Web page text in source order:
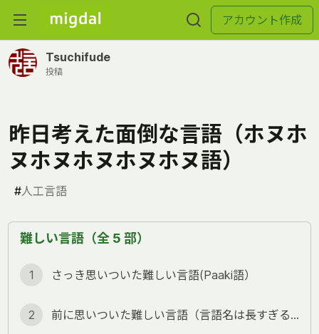
アカウント作成
Tsuchifude
投稿
昨日考えた面倒な言語（ホヌホ
ヌホヌホヌホヌホヌ語）
#人工言語
難しい言語（全 5 部）
1 さっき思いついた難しい言語(Paaki語）
2 前に思いついた難しい言語（言語名は長すぎるので省略）